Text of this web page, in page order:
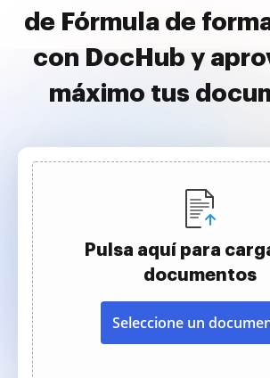
de Fórmula de
con DocHub y
máximo tus
Pulsa aquí para
documentos
Seleccione un